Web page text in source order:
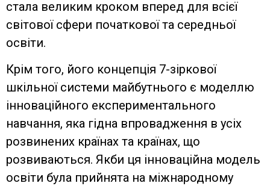
стала великим кроком вперед для всієї
світової сфери початкової та середньої
освіти.
Крім того, його концепція 7-зіркової
шкільної системи майбутнього є моделлю
інноваційного експериментального
навчання, яка гідна впровадження в усіх
розвинених країнах та країнах, що
розвиваються. Якби ця інноваційна модель
освіти була прийнята на міжнародному